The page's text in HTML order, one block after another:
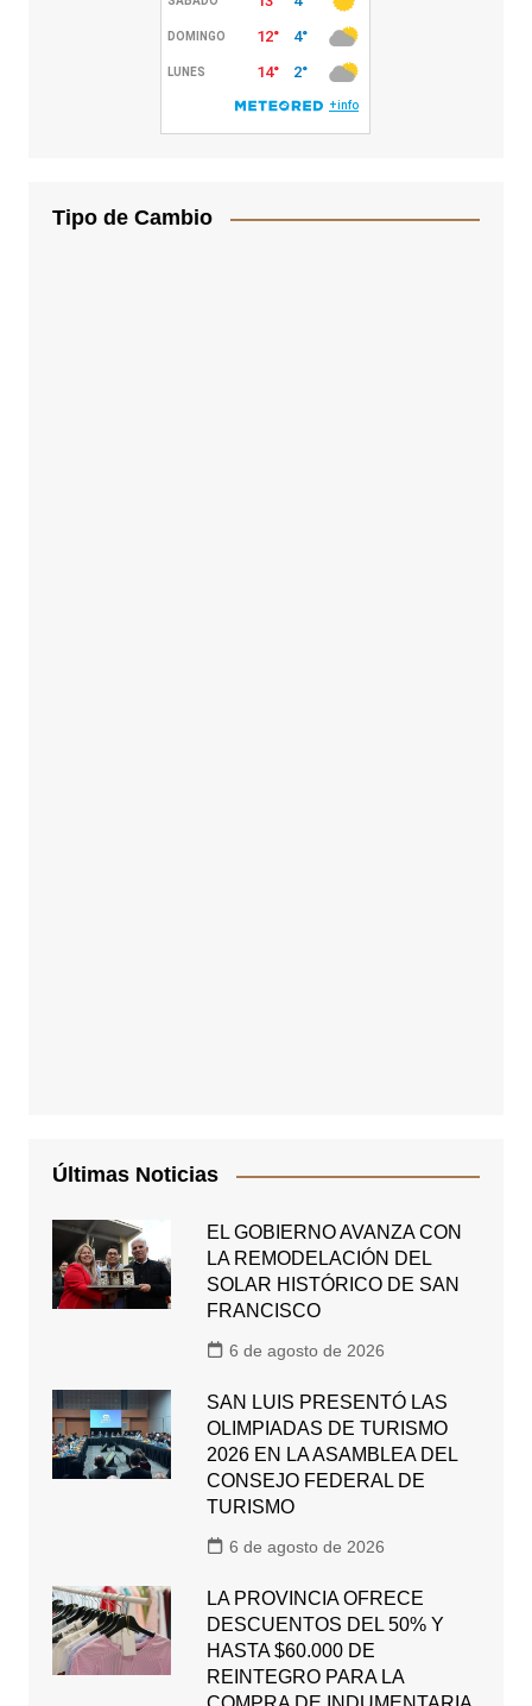
Tipo de Cambio
Últimas Noticias
EL GOBIERNO AVANZA CON
LA REMODELACIÓN DEL
SOLAR HISTÓRICO DE SAN
FRANCISCO
6 de agosto de 2026
SAN LUIS PRESENTÓ LAS
OLIMPIADAS DE TURISMO
2026 EN LA ASAMBLEA DEL
CONSEJO FEDERAL DE
TURISMO
6 de agosto de 2026
LA PROVINCIA OFRECE
DESCUENTOS DEL 50% Y
HASTA $60.000 DE
REINTEGRO PARA LA